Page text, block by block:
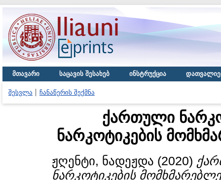
მთავარი საცავის შესახებ ინსტრუქცია
შესვლა ჩანაწერის შექმნა
ქართული
ნარკოტიკების
ჟღენტი, ნადეჟდა (2020)
ნარკოტიკების